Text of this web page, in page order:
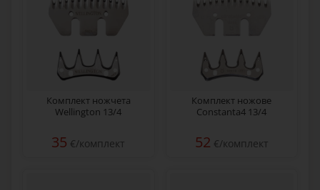
Комплект ножчета
Wellington 13/4
35 €/комплект
Комплект ножове
Constanta4 13/4
52 €/комплект